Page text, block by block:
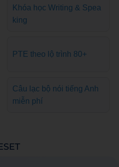
Khóa học Writing & Spea
king
PTE theo lộ trình 80+
Câu lạc bộ nói tiếng Anh
miễn phí